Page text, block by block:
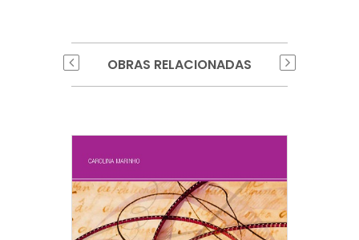
OBRAS RELACIONADAS